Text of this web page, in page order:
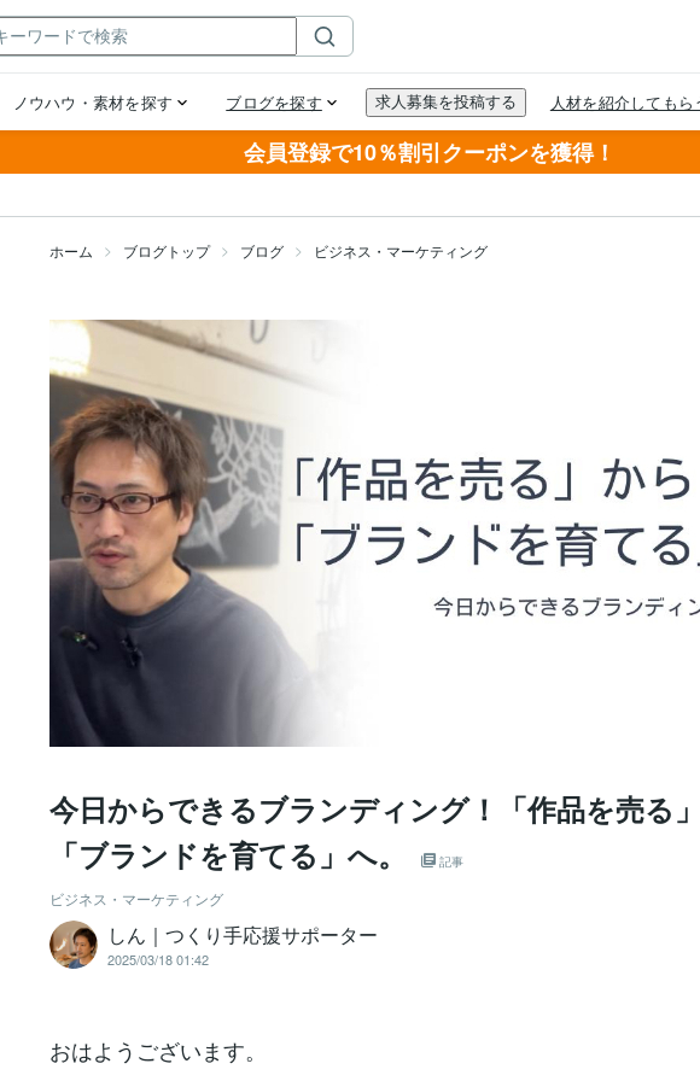
会員登録で10％割引クーポンを獲得！
ホーム ブログトップ ブログ ビジネス・マーケティング
今日からできるブランディング！「作品を売る
「ブランドを育てる」へ。
記事
ビジネス・マーケティング
しん｜つくり手応援サポーター
2025/03/18 01:42
おはようございます。